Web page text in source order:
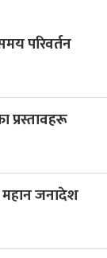
परिवर्तन
प्रस्तावहरू
जनादेश